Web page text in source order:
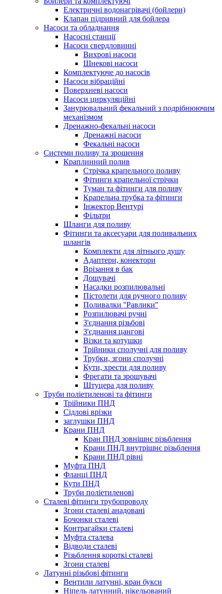
Електричні водонагрівачі (бойлери)
Клапан підривний для бойлера
Насоси та обладнання
Насосні станції
Насоси свердловинні
Вихрові насоси
Шнекові насоси
Комплектуюче до насосів
Насоси вібраційні
Поверхневі насоси
Насоси циркуляційні
Занурювальний фекальний з подрібнюючим
механізмом
Дренажно-фекальні насоси
Дренажні насоси
Фекальні насоси
Системи поливу та зрошення
Краплинний полив
Стрічка крапельного поливу
Фітинги крапельної стрічки
Туман та фітинги для поливу
Крапельна трубка та фітинги
Інжектор Вентурі
Фільтри
Шланги для поливу
Фітинги та аксесуари для поливальних
шлангів
Комплекти для літнього душу
Адаптери, конектори
Врізання в бак
Дощувачі
Насадки розпилювальні
Пістолети для ручного поливу
Поливалки ''Равлики''
Розпилювачі ручні
З'єднання різьбові
З'єднання цангові
Візки та котушки
Трійники сполучні для поливу
Трубки, згони сполучні
Кути, хрести для поливу
Фрегати та зрошувачі
Штуцера для поливу
Труби поліетиленові та фітинги
Трійники ПНД
Сідлові врізки
заглушки ПНД
Крани ПНД
Кран ПНД зовнішнє різьблення
Крани ПНД внутрішнє різьблення
Крани ПНД рівні
Муфта ПНД
Фланці ПНД
Кути ПНД
Труби поліетиленові
Сталеві фітинги трубопроводу
Згони сталеві анадовані
Бочонки сталеві
Контрагайки сталеві
Муфта сталева
Відводи сталеві
Різьблення короткі сталеві
Згони сталеві
Латунні різьбові фітинги
Вентили латунні, кран букси
Ніпель латунний, нікельований